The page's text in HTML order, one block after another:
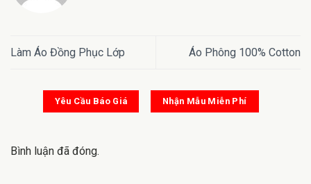
Làm Áo Đồng Phục Lớp Áo Phông 100% Cotton
Yêu Cầu Báo Giá Nhận Mẫu Miễn Phí
Bình luận đã đóng.